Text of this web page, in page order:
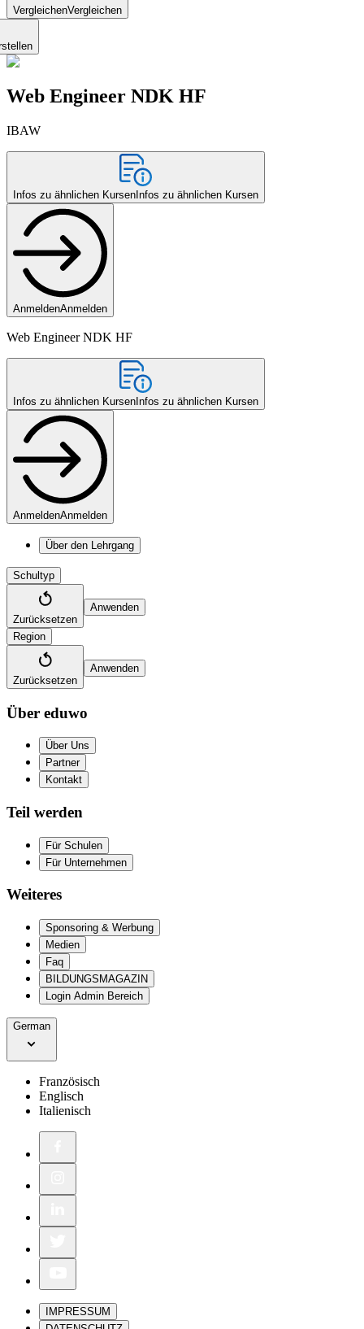
VergleichenVergleichen
Web Engineer NDK HF
IBAW
Infos zu ähnlichen Kursen Infos zu ähnlichen Kursen
AnmeldenAnmelden
Web Engineer NDK HF
Infos zu ähnlichen Kursen Infos zu ähnlichen Kursen
AnmeldenAnmelden
Über den Lehrgang
Schultyp
Zurücksetzen
Anwenden
Region
Zurücksetzen
Anwenden
Über eduwo
Über Uns
Partner
Kontakt
Teil werden
Für Schulen
Für Unternehmen
Weiteres
Sponsoring & Werbung
Medien
Faq
BILDUNGSMAGAZIN
Login Admin Bereich
German
Französisch
Englisch
Italienisch
IMPRESSUM